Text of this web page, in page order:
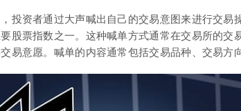
投资者通过大声喊出自己的交易意图来进行交易
股票指数之一。这种喊单方式通常在交易所的交
易意愿。喊单的内容通常包括交易品种、交易方